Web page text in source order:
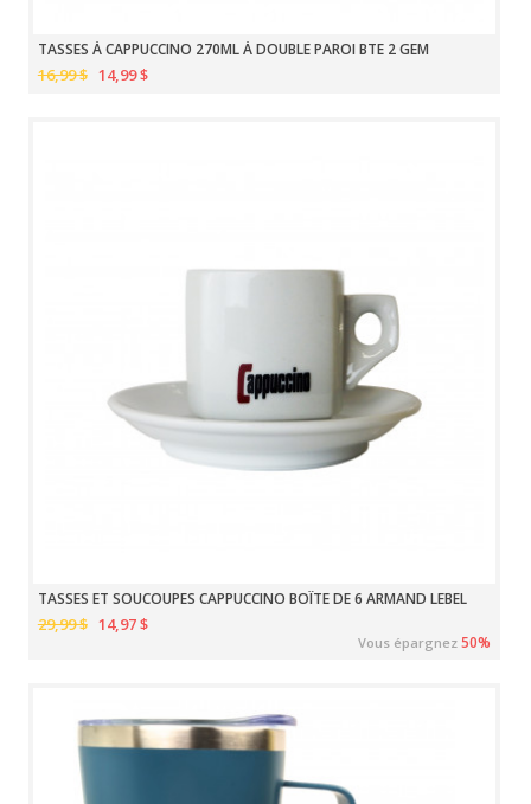
TASSES À CAPPUCCINO 270ML À DOUBLE PAROI BTE 2 GEM
16,99 $ 14,99 $
TASSES ET SOUCOUPES CAPPUCCINO BOÎTE DE 6 ARMAND LEBEL
29,99 $ 14,97 $
Vous épargnez50%